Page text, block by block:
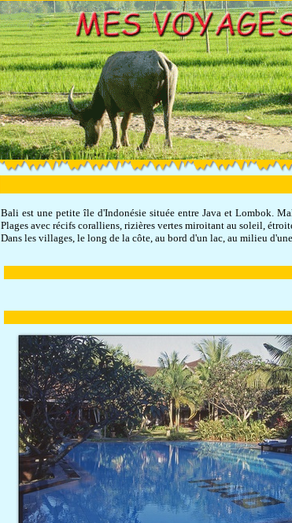
Bali est une petite île d'Indonésie située entre Java et Lombok.
Plages avec récifs coralliens, rizières vertes miroitant au soleil,
Dans les villages, le long de la côte, au bord d'un lac, au milieu